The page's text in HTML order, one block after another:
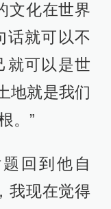
文化在世界
话就可以不
就可以是世
地就是我们
。”
回到他自
我现在觉得